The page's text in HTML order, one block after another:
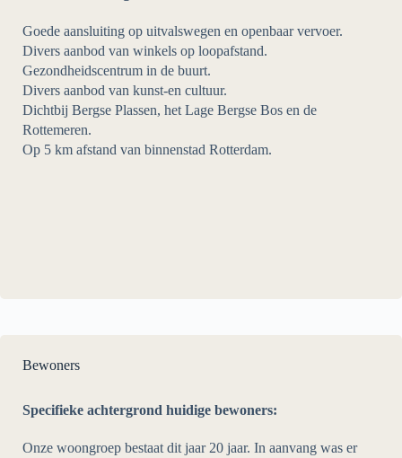
Goede aansluiting op uitvalswegen en openbaar vervoer.
Divers aanbod van winkels op loopafstand.
Gezondheidscentrum in de buurt.
Divers aanbod van kunst-en cultuur.
Dichtbij Bergse Plassen, het Lage Bergse Bos en de
Rottemeren.
Op 5 km afstand van binnenstad Rotterdam.
Bewoners
Specifieke achtergrond huidige bewoners:
Onze woongroep bestaat dit jaar 20 jaar. In aanvang was er